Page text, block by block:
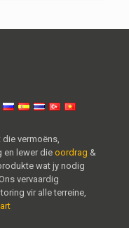
vermoëns,
en lewer dieoordrag &
wat jy nodig
vervaardig
vir alle terreine,